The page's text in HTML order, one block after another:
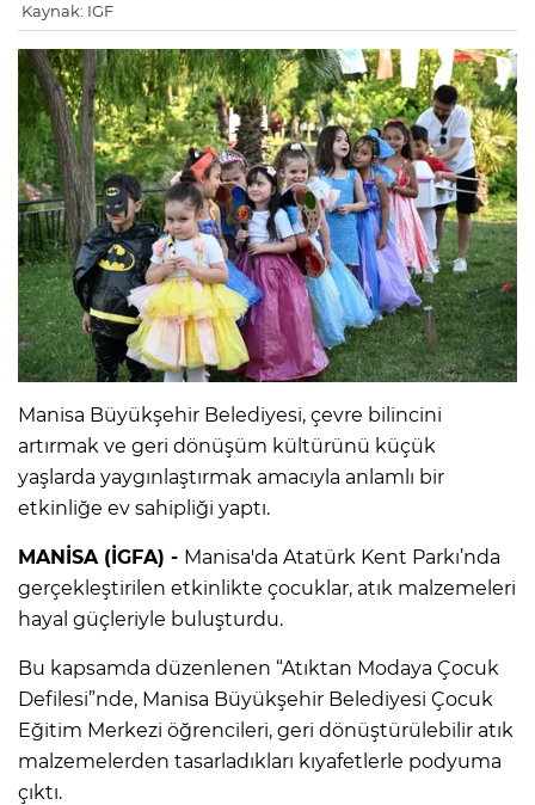
Kaynak: IGF
Manisa Büyükşehir Belediyesi, çevre bilincini
artırmak ve geri dönüşüm kültürünü küçük
yaşlarda yaygınlaştırmak amacıyla anlamlı bir
etkinliğe ev sahipliği yaptı.
MANİSA (İGFA) - Manisa'da Atatürk Kent Parkı’nda
gerçekleştirilen etkinlikte çocuklar, atık malzemeleri
hayal güçleriyle buluşturdu.
Bu kapsamda düzenlenen “Atıktan Modaya Çocuk
Defilesi”nde, Manisa Büyükşehir Belediyesi Çocuk
Eğitim Merkezi öğrencileri, geri dönüştürülebilir atık
malzemelerden tasarladıkları kıyafetlerle podyuma
çıktı.